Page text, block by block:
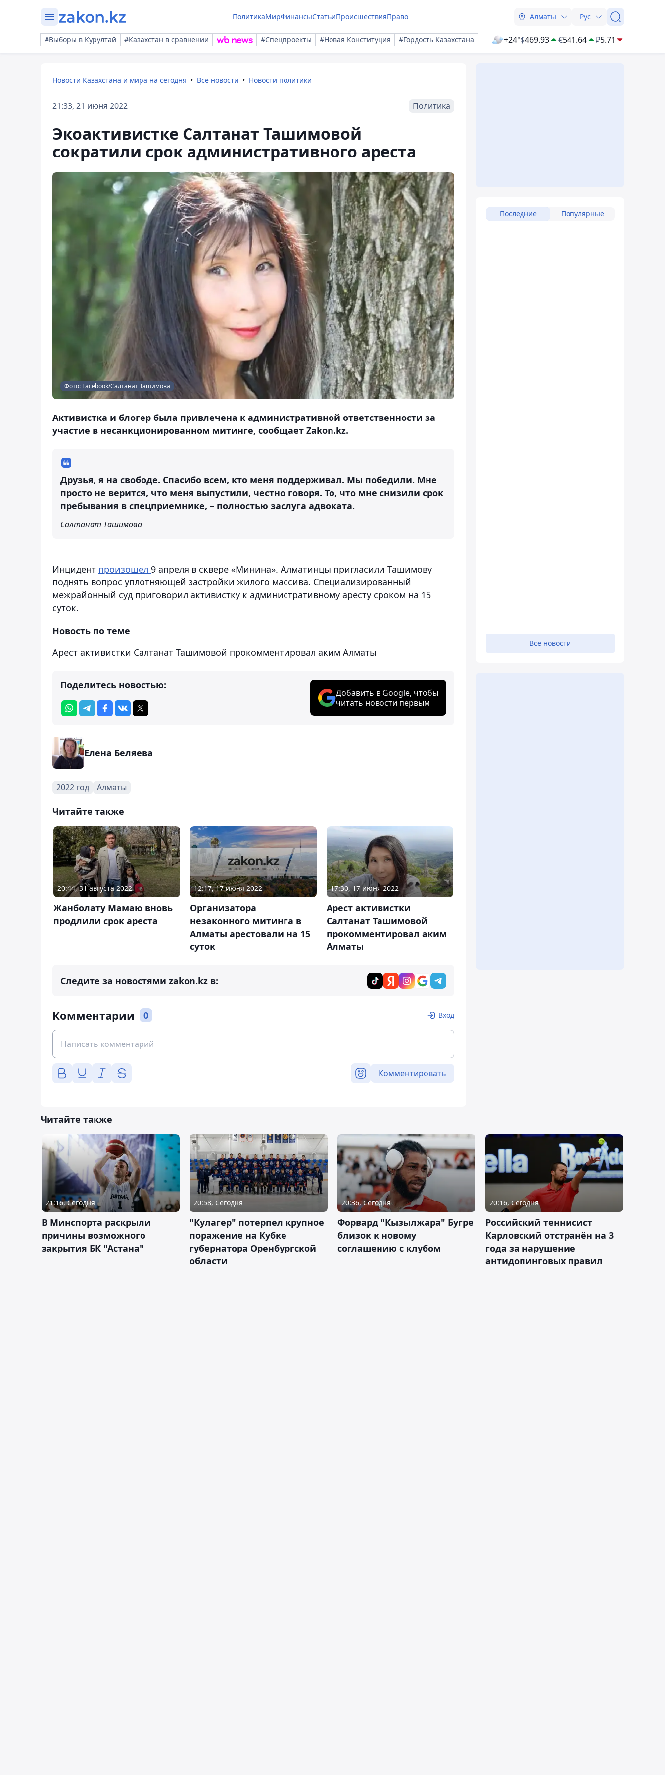
ПолитикаМирФинансыСтатьиПроисшествияПраво Алматы Рус
#Выборы в Курултай #Казахстан в сравнении #Спецпроекты #Новая Конституция #Гордость Казахстана +24°$469.93 €541.64 ₽5.71
Новости Казахстана и мира на сегодня Все новости Новости политики
21:33, 21 июня 2022 Политика
Экоактивистке Салтанат Ташимовой
сократили срок административного ареста
Фото: Facebook/Салтанат Ташимова
Активистка и блогер была привлечена к административной ответственности за
участие в несанкционированном митинге, сообщает Zakon.kz.
Друзья, я на свободе. Спасибо всем, кто меня поддерживал. Мы победили. Мне
просто не верится, что меня выпустили, честно говоря. То, что мне снизили срок
пребывания в спецприемнике, – полностью заслуга адвоката.
Салтанат Ташимова
Инцидент произошел 9 апреля в сквере «Минина». Алматинцы пригласили Ташимову
поднять вопрос уплотняющей застройки жилого массива. Специализированный
межрайонный суд приговорил активистку к административному аресту сроком на 15
суток.
Новость по теме
Арест активистки Салтанат Ташимовой прокомментировал аким Алматы
Поделитесь новостью:
Добавить в Google, чтобы
читать новости первым
Елена Беляева
2022 год Алматы
Читайте также
20:44, 31 августа 2022
Жанболату Мамаю вновь
продлили срок ареста
12:17, 17 июня 2022
Организатора
незаконного митинга в
Алматы арестовали на 15
суток
17:30, 17 июня 2022
Арест активистки
Салтанат Ташимовой
прокомментировал аким
Алматы
Следите за новостями zakon.kz в:
Комментарии 0 Вход
Комментировать
Последние Популярные
Все новости
Читайте также
21:16, Сегодня
В Минспорта раскрыли
причины возможного
закрытия БК "Астана"
20:58, Сегодня
"Кулагер" потерпел крупное
поражение на Кубке
губернатора Оренбургской
области
20:36, Сегодня
Форвард "Кызылжара" Бугре
близок к новому
соглашению с клубом
20:16, Сегодня
Российский теннисист
Карловский отстранён на 3
года за нарушение
антидопинговых правил